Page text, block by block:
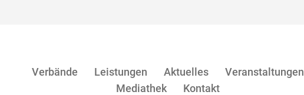
Verbände Leistungen Aktuelles
Veranstaltungen
Mediathek
Kontakt